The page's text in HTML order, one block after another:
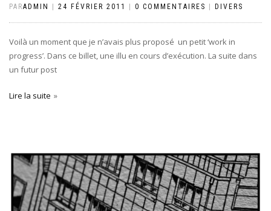
PARADMIN | 24 FÉVRIER 2011 | 0 COMMENTAIRES | DIVERS
Voilà un moment que je n’avais plus proposé un petit ‘work in
progress’. Dans ce billet, une illu en cours d’exécution. La suite dans
un futur post
Lire la suite